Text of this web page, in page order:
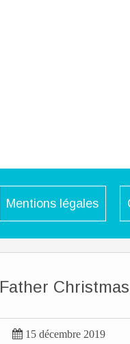
Mentions légales
Father
 15 décembre 2019